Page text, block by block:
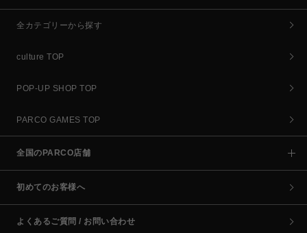
全カテゴリーから探す
culture TOP
POP-UP SHOP TOP
PARCO GAMES TOP
全国のPARCO店舗
初めてのお客様へ
よくあるご質問 / お問い合わせ